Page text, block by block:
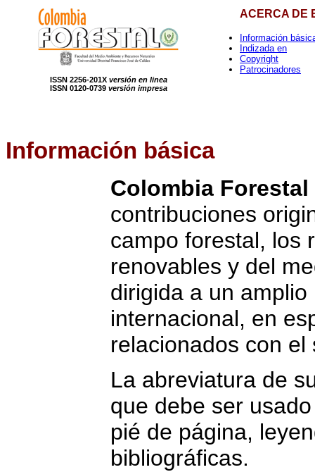
ISSN 2256-201X versión en linea
ISSN 0120-0739 versión impresa
ACERCA DE
Información
Indizada en
Copyright
Patrocinadores
Información básica
Colombia Forestal
contribuciones
campo forestal, los
renovables y del
dirigida a un
internacional, en
relacionados con el
La abreviatura de
que debe ser
pié de página,
bibliográficas.